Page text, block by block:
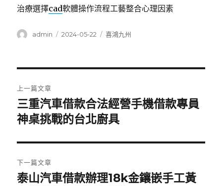
治療選擇cad軟體操作流程工藝整合心理因素
作
admin
發
2024-05-22
分
喜鴻九州
章
導
覽
上一篇文章
上
一
文
章:
三重汽車借款合法經營手機借款專員
神桌挑戰的台北廚具
下一篇文章
下
泰山汽車借款辦理18k金鑲嵌手工黃